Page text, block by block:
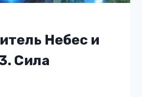
Небес и
Сила